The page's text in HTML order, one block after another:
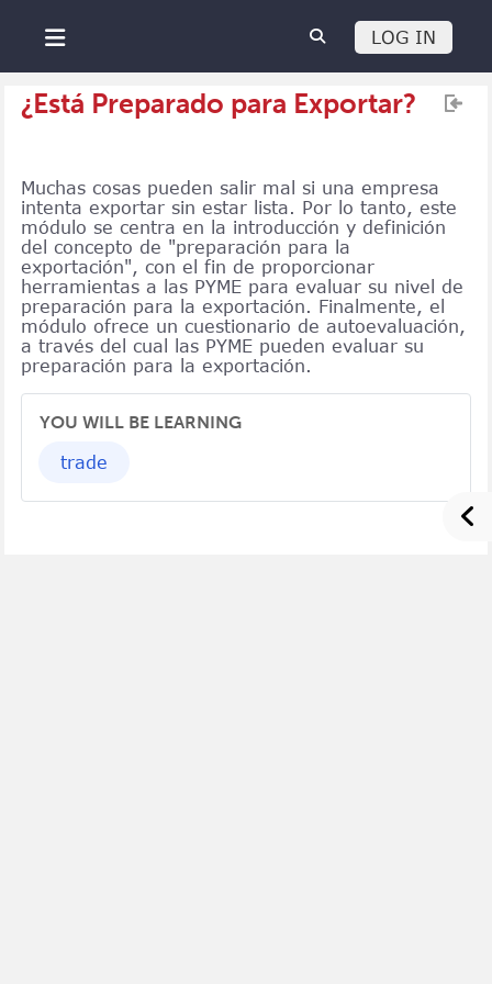
LOG IN
¿Está Preparado para Exportar?
Muchas cosas pueden salir mal si una empresa
intenta exportar sin estar lista. Por lo tanto, este
módulo se centra en la introducción y definición
del concepto de "preparación para la
exportación", con el fin de proporcionar
herramientas a las PYME para evaluar su nivel de
preparación para la exportación. Finalmente, el
módulo ofrece un cuestionario de autoevaluación,
a través del cual las PYME pueden evaluar su
preparación para la exportación.
YOU WILL BE LEARNING
trade